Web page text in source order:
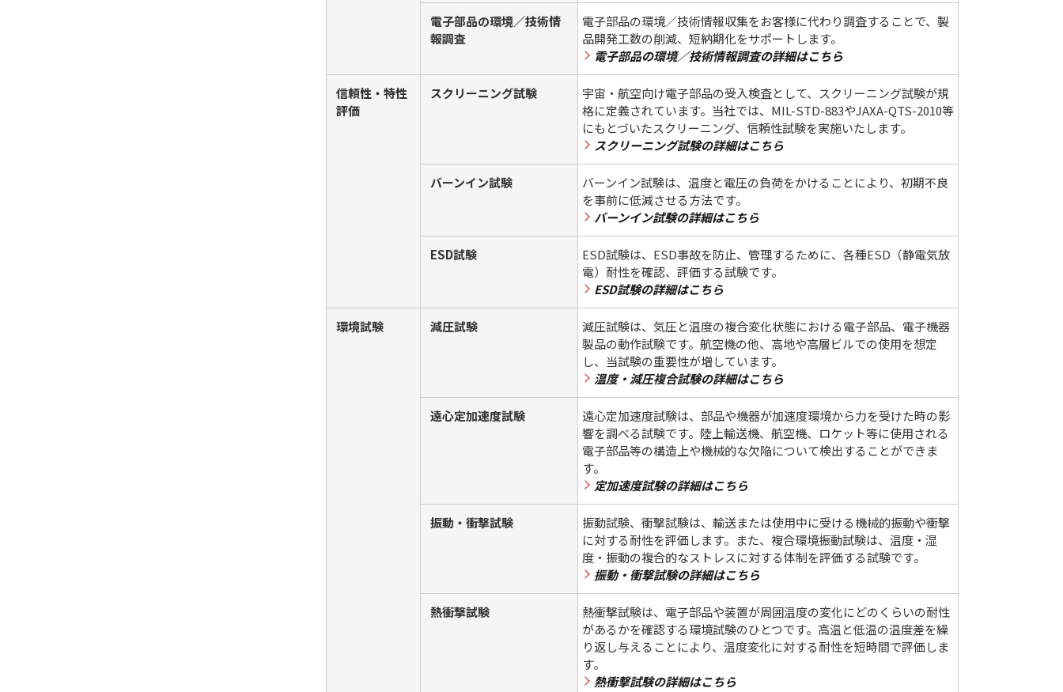
電子部品の環境／技術情
報調査
電子部品の環境／技術情報収集をお客様に代わり調査することで、製
品開発工数の削減、短納期化をサポートします。
電子部品の環境／技術情報調査の詳細はこちら
信頼性・特性
評価
スクリーニング試験
宇宙・航空向け電子部品の受入検査として、スクリーニング試験が規
格に定義されています。当社では、MIL-STD-883やJAXA-QTS-2010等
にもとづいたスクリーニング、信頼性試験を実施いたします。
スクリーニング試験の詳細はこちら
バーンイン試験
バーンイン試験は、温度と電圧の負荷をかけることにより、初期不良
を事前に低減させる方法です。
バーンイン試験の詳細はこちら
ESD試験
ESD試験は、ESD事故を防止、管理するために、各種ESD（静電気放
電）耐性を確認、評価する試験です。
ESD試験の詳細はこちら
環境試験 減圧試験
減圧試験は、気圧と温度の複合変化状態における電子部品、電子機器
製品の動作試験です。航空機の他、高地や高層ビルでの使用を想定
し、当試験の重要性が増しています。
温度・減圧複合試験の詳細はこちら
遠心定加速度試験
遠心定加速度試験は、部品や機器が加速度環境から力を受けた時の影
響を調べる試験です。陸上輸送機、航空機、ロケット等に使用される
電子部品等の構造上や機械的な欠陥について検出することができま
す。
定加速度試験の詳細はこちら
振動・衝撃試験
振動試験、衝撃試験は、輸送または使用中に受ける機械的振動や衝撃
に対する耐性を評価します。また、複合環境振動試験は、温度・湿
度・振動の複合的なストレスに対する体制を評価する試験です。
振動・衝撃試験の詳細はこちら
熱衝撃試験
熱衝撃試験は、電子部品や装置が周囲温度の変化にどのくらいの耐性
があるかを確認する環境試験のひとつです。高温と低温の温度差を繰
り返し与えることにより、温度変化に対する耐性を短時間で評価しま
す。
熱衝撃試験の詳細はこちら